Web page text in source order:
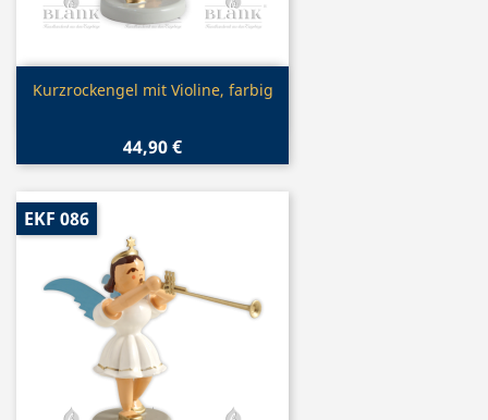
Vorschau
Kurzrockengel mit Violine, farbig
44,90 €
EKF 086